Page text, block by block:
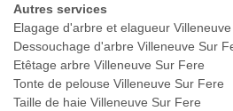
Autres services
Elagage d'arbre et elagueur
Dessouchage d'arbre Villeneuve Sur
Etêtage arbre Villeneuve Sur Fere
Tonte de pelouse Villeneuve Sur Fere
Taille de haie Villeneuve Sur Fere